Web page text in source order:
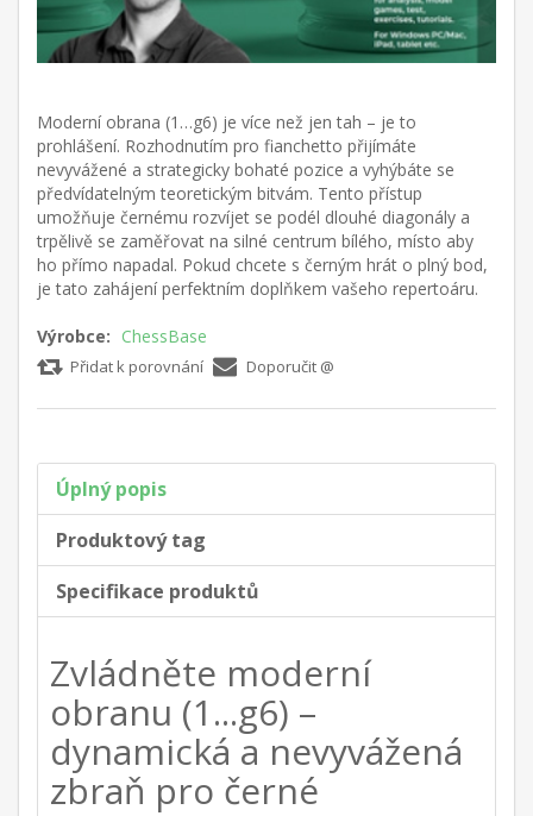
Moderní obrana (1…g6) je více než jen tah – je to
prohlášení. Rozhodnutím pro fianchetto přijímáte
nevyvážené a strategicky bohaté pozice a vyhýbáte se
předvídatelným teoretickým bitvám. Tento přístup
umožňuje černému rozvíjet se podél dlouhé diagonály a
trpělivě se zaměřovat na silné centrum bílého, místo aby
ho přímo napadal. Pokud chcete s černým hrát o plný bod,
je tato zahájení perfektním doplňkem vašeho repertoáru.
Výrobce: ChessBase
Přidat k porovnání Doporučit @
Úplný popis
Produktový tag
Specifikace produktů
Zvládněte moderní
obranu (1...g6) –
dynamická a nevyvážená
zbraň pro černé